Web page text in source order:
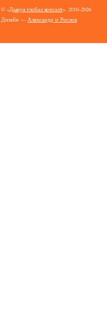
© «Дыкун глобал консалт», 2010–2026
Дизайн — Александр tr Рослов